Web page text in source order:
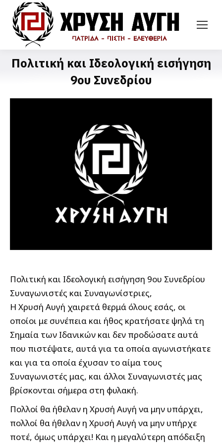
Πολιτική και Ιδεολογική εισήγηση
9ου Συνεδρίου
Πολιτική και Ιδεολογική εισήγηση 9ου Συνεδρίου
Συναγωνιστές και Συναγωνίστριες,
Η Χρυσή Αυγή χαιρετά θερμά όλους εσάς, οι
οποίοι με συνέπεια και ήθος κρατήσατε ψηλά τη
Σημαία των Ιδανικών και δεν προδώσατε αυτά
που πιστέψατε, αυτά για τα οποία αγωνιστήκατε
και για τα οποία έχυσαν το αίμα τους
Συναγωνιστές μας, και άλλοι Συναγωνιστές μας
βρίσκονται σήμερα στη φυλακή.
Πολλοί θα ήθελαν η Χρυσή Αυγή να μην υπάρχει,
πολλοί θα ήθελαν η Χρυσή Αυγή να μην υπήρχε
ποτέ, όμως υπάρχει! Και η μεγαλύτερη απόδειξη